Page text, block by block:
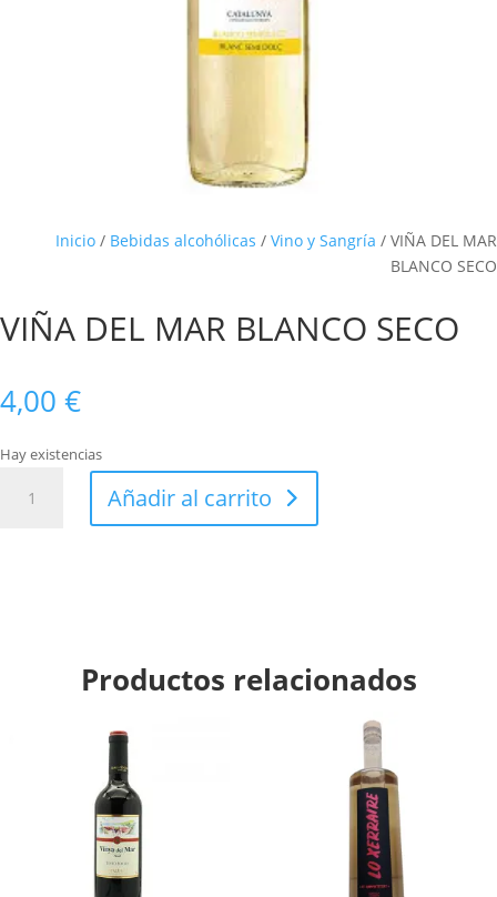
Inicio / Bebidas alcohólicas / Vino y Sangría / VIÑA DEL MAR
BLANCO SECO
VIÑA DEL MAR BLANCO SECO
4,00 €
Hay existencias
Añadir al carrito
Productos relacionados